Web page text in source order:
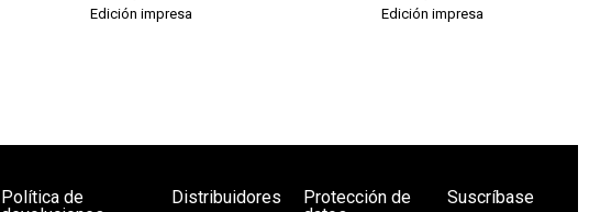
Edición impresa Edición impresa
Política de
Distribuidores
Protección de
Suscríbase